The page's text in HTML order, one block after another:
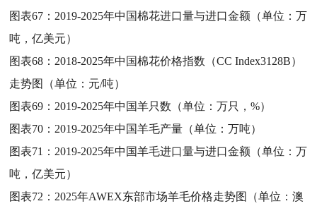
图表67： 2019-2025年中国棉花进口量与进口金额（单位：万
吨，亿美元）
图表68： 2018-2025年中国棉花价格指数（CC Index3128B）
走势图（单位：元/吨）
图表69： 2019-2025年中国羊只数（单位：万只，%）
图表70： 2019-2025年中国羊毛产量（单位：万吨）
图表71： 2019-2025年中国羊毛进口量与进口金额（单位：万
吨，亿美元）
图表72： 2025年AWEX东部市场羊毛价格走势图（单位：澳